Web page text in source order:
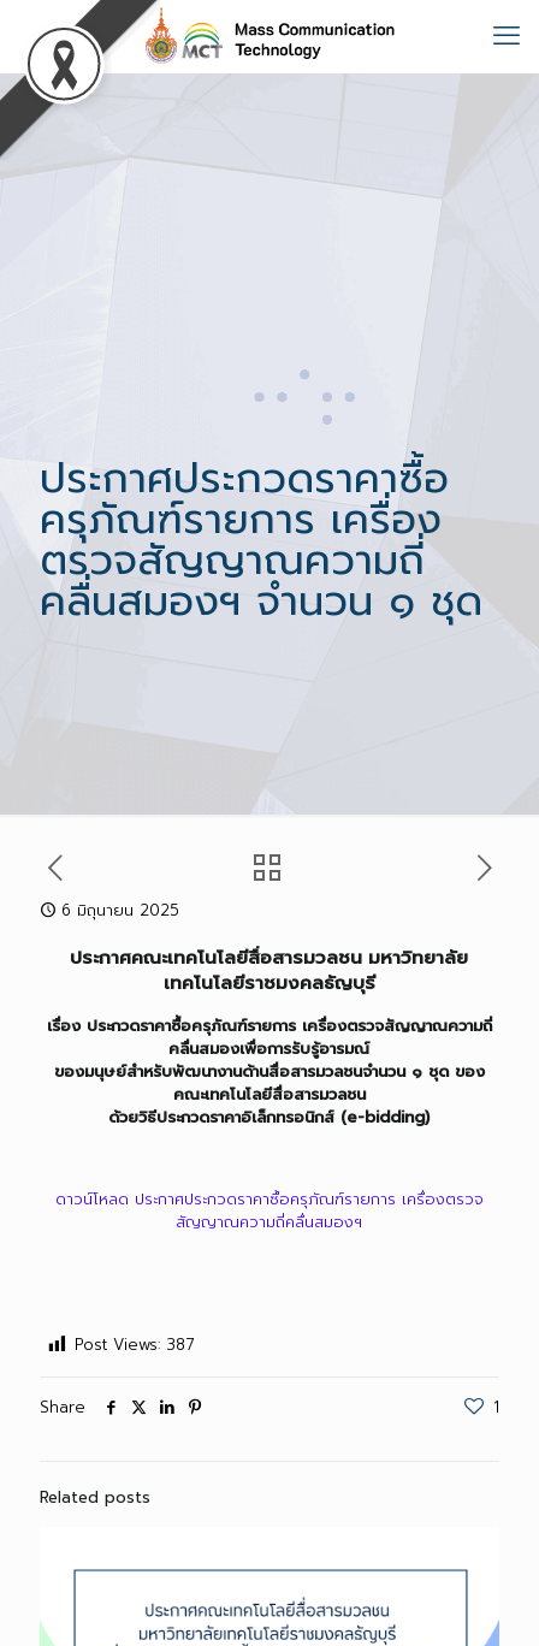
ประกาศประกวดราคาซื้อ
ครุภัณฑ์รายการ เครื่อง
ตรวจสัญญาณความถี่
คลื่นสมองฯ จำนวน ๑ ชุด
6 มิถุนายน 2025
ประกาศคณะเทคโนโลยีสื่อสารมวลชน มหาวิทยาลัย
เทคโนโลยีราชมงคลธัญบุรี
เรื่อง ประกวดราคาซื้อครุภัณฑ์รายการ เครื่องตรวจสัญญาณความถี่
คลื่นสมองเพื่อการรับรู้อารมณ์
ของมนุษย์สำหรับพัฒนางานด้านสื่อสารมวลชนจำนวน ๑ ชุด ของ
คณะเทคโนโลยีสื่อสารมวลชน
ด้วยวิธีประกวดราคาอิเล็กทรอนิกส์ (e-bidding)
ดาวน์โหลด ประกาศประกวดราคาซื้อครุภัณฑ์รายการ เครื่องตรวจ
สัญญาณความถี่คลื่นสมองฯ
Post Views: 387
Share 1
Related posts